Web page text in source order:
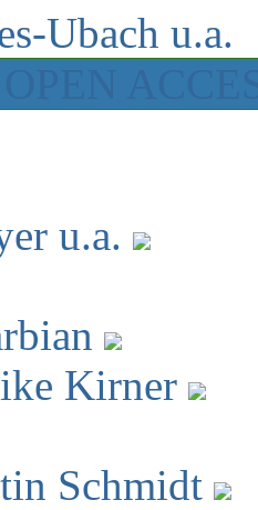
Ubach u.a.
u.a.
Kirner
Schmidt